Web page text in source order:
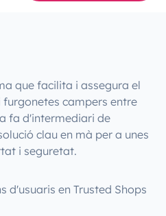
que facilita i assegura el
campers entre
fa d'intermediari de
clau en mà per a unes
i seguretat.
d'usuaris en Trusted Shops